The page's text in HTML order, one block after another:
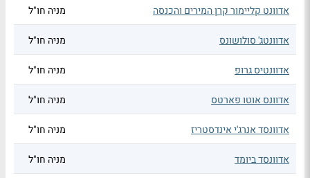
אדוונט קליימור קרן המירים והכנסה
מניה חו"ל
אדוונטג' סולושונס מניה חו"ל
אדוונטיס גרופ מניה חו"ל
אדוונס אוטו פארטס מניה חו"ל
אדוונסד אנרג'י אינדסטריז מניה חו"ל
אדוונסד ביומד מניה חו"ל